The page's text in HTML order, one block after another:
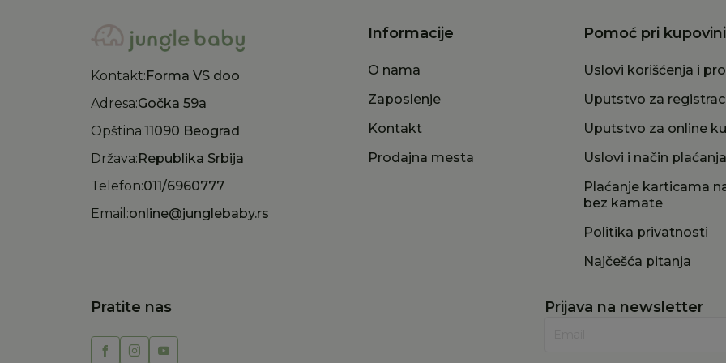
Kontakt: Forma VS doo
Adresa:Gočka 59a
Opština:11090 Beograd
Država: Republika Srbija
Telefon:011/6960777
Email:online@junglebaby.rs
Informacije
O nama
Zaposlenje
Kontakt
Prodajna mesta
Pomoć pri kupovini
Uslovi korišćenja i
Uputstvo za
Uputstvo za online
Uslovi i način plaćanja
Plaćanje karticama
bez kamate
Politika privatnosti
Najčešća pitanja
Pratite nas Prijava na newsletter